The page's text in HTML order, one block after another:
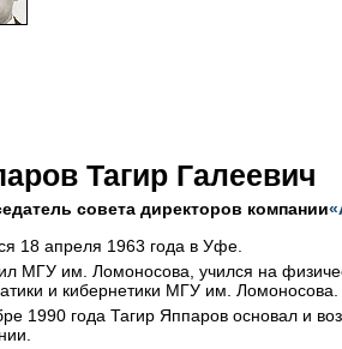
Тагир Галеевич
совета директоров компании
18 апреля 1963 года в Уфе.
МГУ им. Ломоносова, учился на
и кибернетики МГУ им. Ломоносова.
1990 года Тагир Яппаров основал и